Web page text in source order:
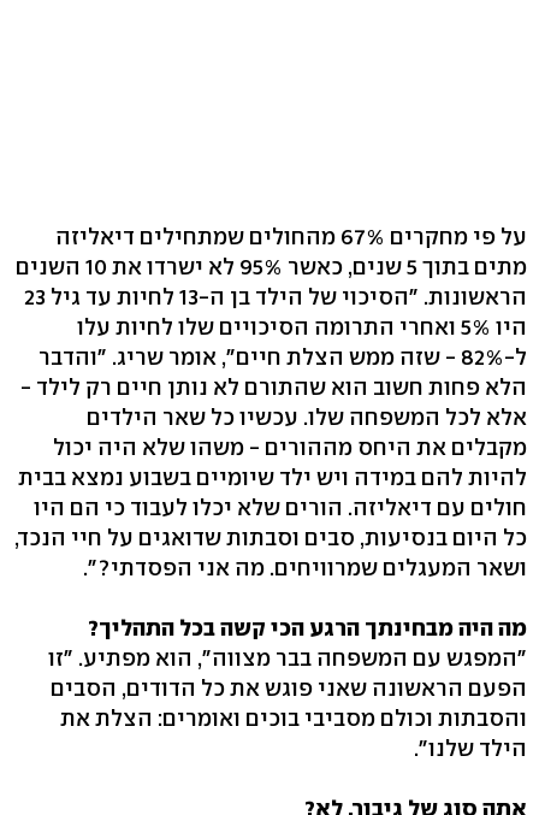
על פי מחקרים 67% מהחולים שמתחילים דיאליזה
מתים בתוך 5 שנים, כאשר 95% לא ישרדו את 10 השנים
הראשונות. "הסיכוי של הילד בן ה-13 לחיות עד גיל 23
היו 5% ואחרי התרומה הסיכויים שלו לחיות עלו
ל-82% - שזה ממש הצלת חיים", אומר שריג. "והדבר
הלא פחות חשוב הוא שהתורם לא נותן חיים רק לילד -
אלא לכל המשפחה שלו. עכשיו כל שאר הילדים
מקבלים את היחס מההורים - משהו שלא היה יכול
להיות להם במידה ויש ילד שיומיים בשבוע נמצא בבית
חולים עם דיאליזה. הורים שלא יכלו לעבוד כי הם היו
כל היום בנסיעות, סבים וסבתות שדואגים על חיי הנכד,
ושאר המעגלים שמרוויחים. מה אני הפסדתי?".
מה היה מבחינתך הרגע הכי קשה בכל התהליך?
"המפגש עם המשפחה בבר מצווה", הוא מפתיע. "זו
הפעם הראשונה שאני פוגש את כל הדודים, הסבים
והסבתות וכולם מסביבי בוכים ואומרים: הצלת את
הילד שלנו".
אתה סוג של גיבור. לא?